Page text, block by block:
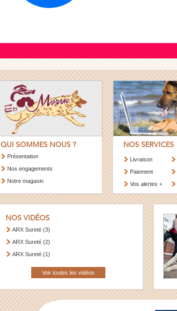
QUI SOMMES NOUS ?
Présentation
Nos engagements
Notre magasin
NOS SERVICES
Livraison
Paiement
Vos alertes +
NOS VIDÉOS
ARX Sureté (3)
ARX Sureté (2)
ARX Sureté (1)
Voir toutes les vidéos